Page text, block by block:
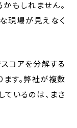
もしれません。
現場が見えなく
コアを分解する
す。弊社が複数
いるのは、まさ